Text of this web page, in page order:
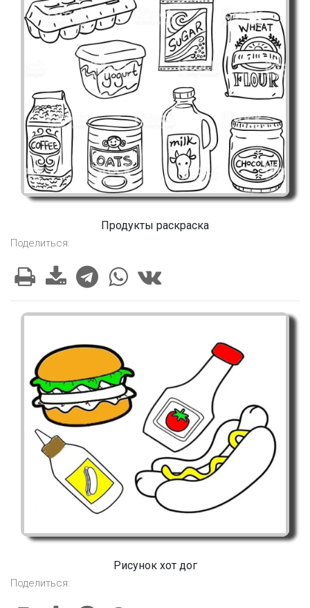
Продукты раскраска
Поделиться:
Рисунок хот дог
Поделиться: